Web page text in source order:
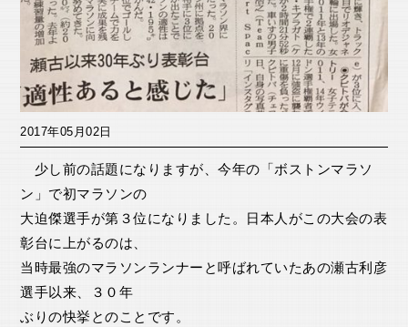
2017年05月02日
少し前の話題になりますが、今年の「ボストンマラソ
ン」で初マラソンの
大迫傑選手が第３位になりました。日本人がこの大会の表
彰台に上がるのは、
当時最強のマラソンランナーと呼ばれていたあの瀬古利彦
選手以来、３０年
ぶりの快挙とのことです。